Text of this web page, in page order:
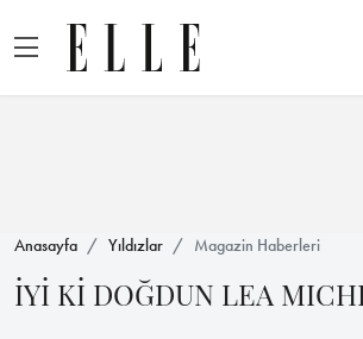
Anasayfa Yıldızlar Magazin Haberleri
İYİ Kİ DOĞDUN LEA